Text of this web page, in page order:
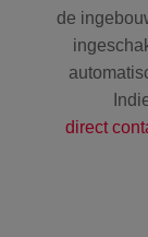
de
direct